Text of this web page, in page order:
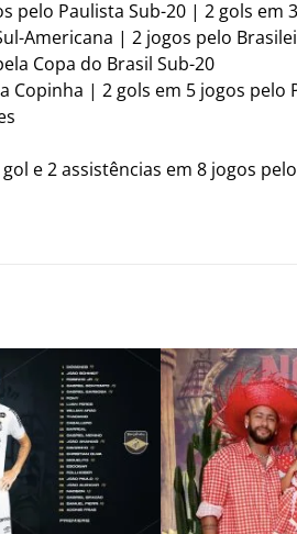
pelo Paulista Sub-20 | 2 gols em
Americana | 2 jogos pelo
Copa do Brasil Sub-20
Copinha | 2 gols em 5 jogos
e 2 assistências em 8 jogos